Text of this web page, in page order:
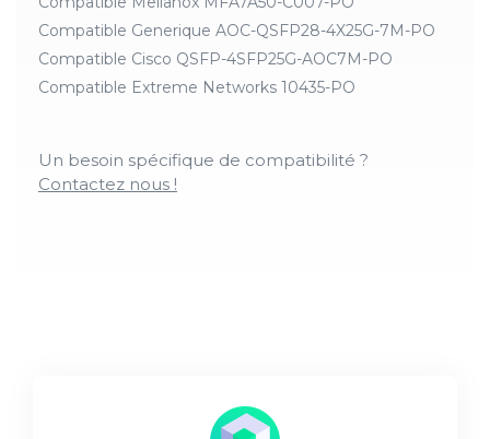
Compatible Generique AOC-QSFP28-4X25G-7M-PO
Compatible Cisco QSFP-4SFP25G-AOC7M-PO
Compatible Extreme Networks 10435-PO
Un besoin spécifique de compatibilité ?
Contactez nous !